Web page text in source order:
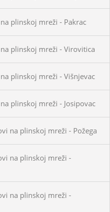
plinskoj mreži - Pakrac
plinskoj mreži - Virovitica
plinskoj mreži - Višnjevac
plinskoj mreži - Josipovac
na plinskoj mreži - Požega
na plinskoj mreži -
na plinskoj mreži -